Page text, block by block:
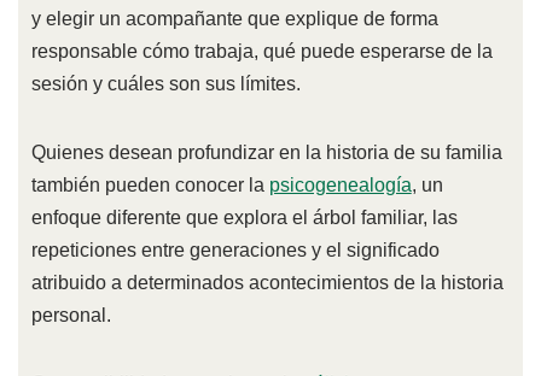
y elegir un acompañante que explique de forma
responsable cómo trabaja, qué puede esperarse de la
sesión y cuáles son sus límites.
Quienes desean profundizar en la historia de su familia
también pueden conocer la psicogenealogía, un
enfoque diferente que explora el árbol familiar, las
repeticiones entre generaciones y el significado
atribuido a determinados acontecimientos de la historia
personal.